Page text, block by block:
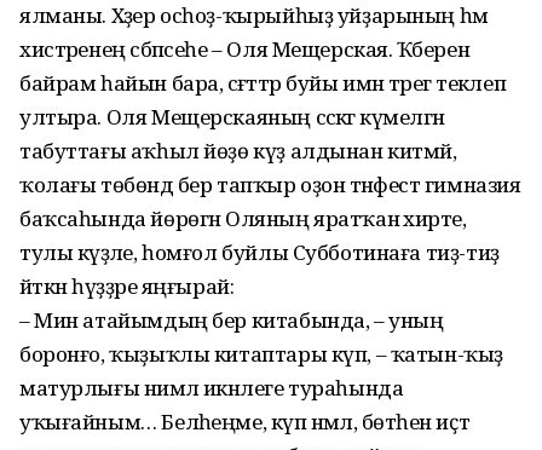
ялманы. Хәҙер осһоҙ-ҡырыйһыҙ уйҙарының һәм
хистәренең сәбәпсеһе – Оля Мещерская. Ҡәберенә
байрам һайын бара, сәғәттәр буйы имән тәрегә текәлеп
ултыра. Оля Мещерскаяның сәскәгә күмелгән
табуттағы аҡһыл йөҙө күҙ алдынан китмәй,
ҡолағы төбөндә бер тапҡыр оҙон тәнәфестә гимназия
баҡсаһында йөрөгән Оляның яратҡан әхирәте,
тулы кәүҙәле, һомғол буйлы Субботинаға тиҙ-тиҙ
әйткән һүҙҙәре яңғырай:
– Мин атайымдың бер китабында, – уның
боронғо, ҡыҙыҡлы китаптары күп, – ҡатын-ҡыҙ
матурлығы нимәлә икәнлеге тураһында
уҡығайным… Беләһеңме, күп нәмәлә, бөтәһен иҫтә